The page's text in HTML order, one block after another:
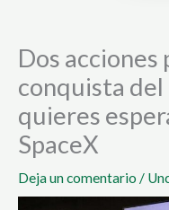
Dos acciones
conquista del
quieres
SpaceX
Deja un comentario /